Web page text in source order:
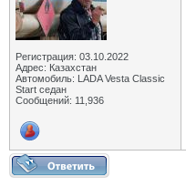
Регистрация: 03.10.2022
Адрес: Казахстан
Автомобиль: LADA Vesta Classic
Start седан
Сообщений: 11,936